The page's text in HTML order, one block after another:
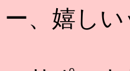
ー、嬉し